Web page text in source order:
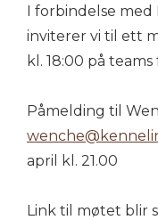
I forbindelse med
inviterer vi til ett
kl. 18:00 på
Påmelding til
april kl. 21.00
Link til møtet blir